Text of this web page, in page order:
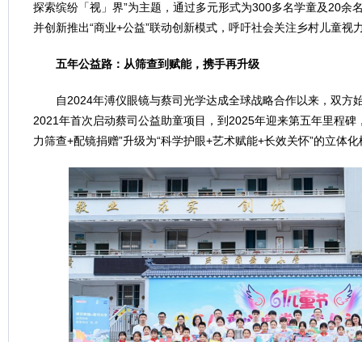
探索缤纷「视」界”为主题，通过多元形式为300多名学童及20余
并创新推出“商业+公益”联动创新模式，呼吁社会关注乡村儿童视
五年公益路：从筛查到赋能，携手再升级
自2024年溥仪眼镜与蔡司光学达成全球战略合作以来，双方
2021年首次启动蔡司公益助童项目，到2025年迎来第五年里程碑
力筛查+配镜捐赠”升级为“科学护眼+艺术赋能+长效关怀”的立体